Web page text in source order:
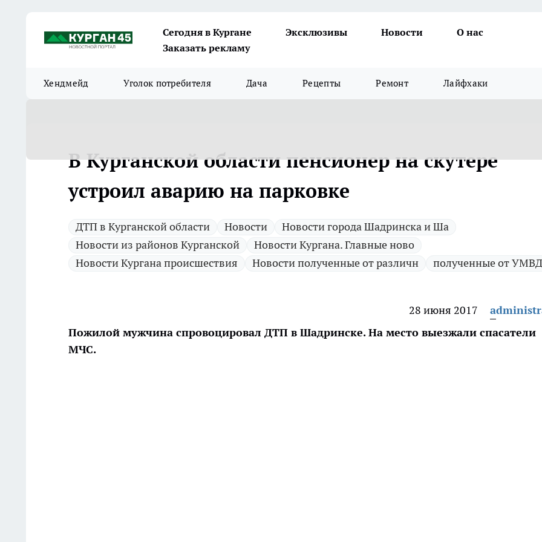
Сегодня в Кургане Эксклюзивы Новости
О нас
Заказать рекламу
Хендмейд Уголок потребителя Дача Рецепты Ремонт Лайфхаки
В Курганской области пенсионер на скутере
устроил аварию на парковке
ДТП в Курганской области Новости
Новости города Шадринска и Ша
Новости из районов Курганской
Новости Кургана. Главные ново
Новости Кургана происшествия
Новости полученные от различн полученные от
28 июня 2017
Пожилой мужчина спровоцировал ДТП в Шадринске. На место выезжали спасатели
МЧС.